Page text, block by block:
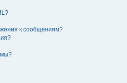
к сообщениям?